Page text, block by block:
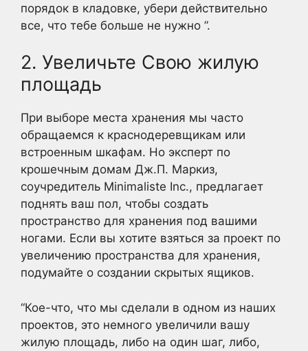
порядок в кладовке, убери действительно
все, что тебе больше не нужно ”.
2. Увеличьте Свою жилую
площадь
При выборе места хранения мы часто
обращаемся к краснодеревщикам или
встроенным шкафам. Но эксперт по
крошечным домам Дж.П. Маркиз,
соучредитель Minimaliste Inc., предлагает
поднять ваш пол, чтобы создать
пространство для хранения под вашими
ногами. Если вы хотите взяться за проект по
увеличению пространства для хранения,
подумайте о создании скрытых ящиков.
“Кое-что, что мы сделали в одном из наших
проектов, это немного увеличили вашу
жилую площадь, либо на один шаг, либо,